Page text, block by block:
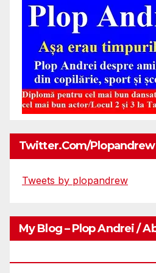
Twitter.com/plopandrew
Tweets by plopandrew
My Blog – Plop Andrei /